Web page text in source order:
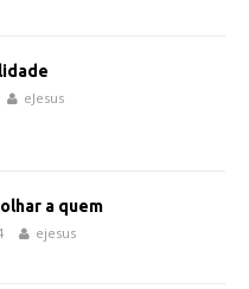
eJesus
a quem
ejesus